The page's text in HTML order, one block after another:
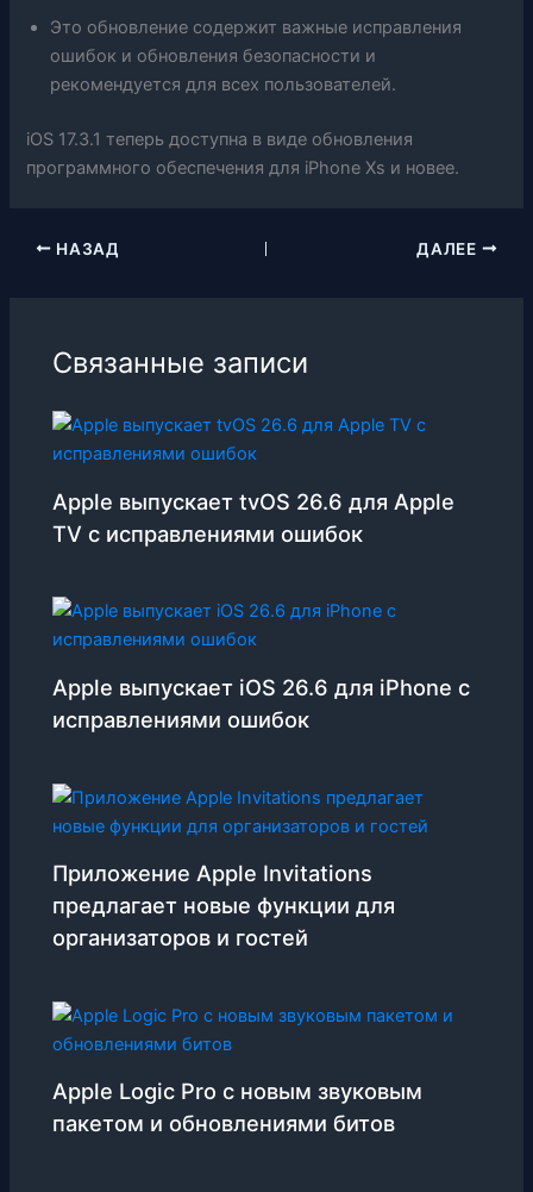
Это обновление содержит важные исправления
ошибок и обновления безопасности и
рекомендуется для всех пользователей.
iOS 17.3.1 теперь доступна в виде обновления
программного обеспечения для iPhone Xs и новее.
НАЗАД ДАЛЕЕ
Связанные записи
Apple выпускает tvOS 26.6 для Apple
TV с исправлениями ошибок
Apple выпускает iOS 26.6 для iPhone с
исправлениями ошибок
Приложение Apple Invitations
предлагает новые функции для
организаторов и гостей
Apple Logic Pro с новым звуковым
пакетом и обновлениями битов